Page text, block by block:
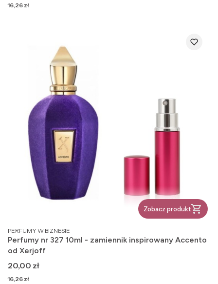
Cena
16,26 zł
Zobacz produkt
PRODUCENT
PERFUMY W BIZNESIE
Perfumy nr 327 10ml - zamiennik inspirowany Accento
od Xerjoff
Cena
20,00 zł
Cena
16,26 zł